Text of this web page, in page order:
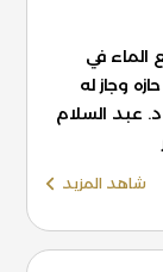
في
حازه وجاز له
عبد السلام
شاهد المزيد